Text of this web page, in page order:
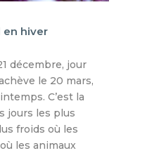
en hiver
décembre, jour
le 20 mars,
C’est la
jours les plus
froids où les
les animaux